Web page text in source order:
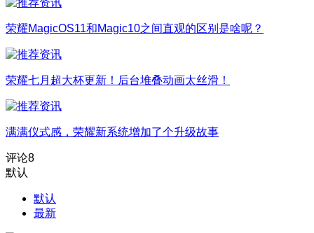
荣耀MagicOS11和Magic10之间直观的区别是啥呢？
荣耀七月超大杯更新！后台堆叠动画太丝滑！
满满仪式感，荣耀新系统增加了个升级故事
评论8
默认
默认
最新